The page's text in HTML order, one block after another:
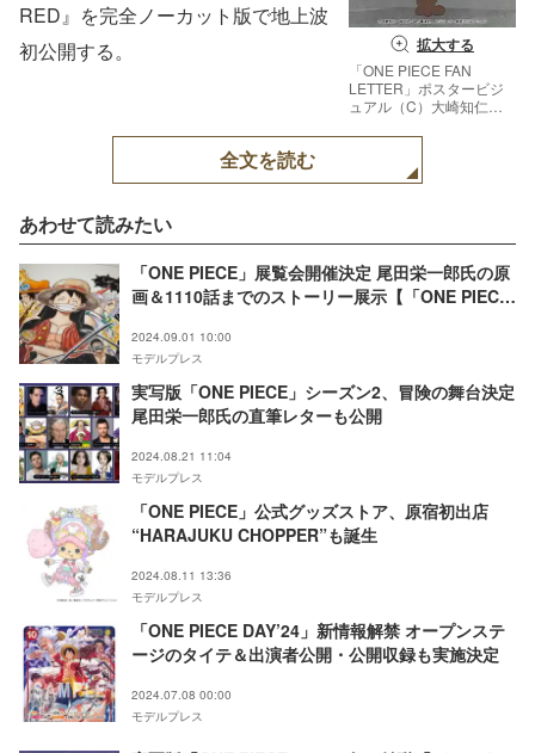
拡大する
「ONE PIECE FAN
LETTER」ポスタービジ
ュアル（C）大崎知仁・
ジテレビ・東映アニメー
RED』を完全ノーカット版で地上波
初公開する。
全文を読む
あわせて読みたい
「ONE PIECE」展覧会開催決定 尾田栄一郎氏の原
画＆1110話までのストーリー展示【「ONE PIECE
2024.09.01 10:00
モデルプレス
実写版「ONE PIECE」シーズン2、冒険の舞台決定
尾田栄一郎氏の直筆レターも公開
2024.08.21 11:04
モデルプレス
「ONE PIECE」公式グッズストア、原宿初出店
“HARAJUKU CHOPPER”も誕生
2024.08.11 13:36
モデルプレス
「ONE PIECE DAY’24」新情報解禁 オープンステ
ージのタイテ＆出演者公開・公開収録も実施決定
2024.07.08 00:00
モデルプレス